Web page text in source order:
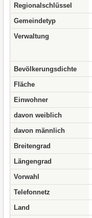
Regionalschlüssel
Gemeindetyp
Verwaltung
Bevölkerungsdichte
Fläche
Einwohner
davon weiblich
davon männlich
Breitengrad
Längengrad
Vorwahl
Telefonnetz
Land